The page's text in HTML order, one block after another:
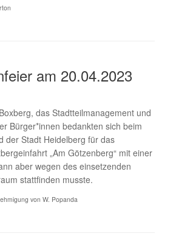
am 20.04.2023
das Stadtteilmanagement und
Bürger*innen bedankten sich beim
der Stadt Heidelberg für das
„Am Götzenberg“ mit einer
aber wegen des einsetzenden
stattfinden musste.
von W. Popanda